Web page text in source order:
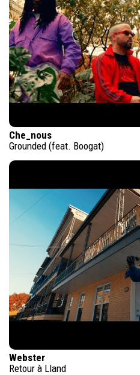
Che_nous
Grounded (feat. Boogat)
Webster
Retour à Lland